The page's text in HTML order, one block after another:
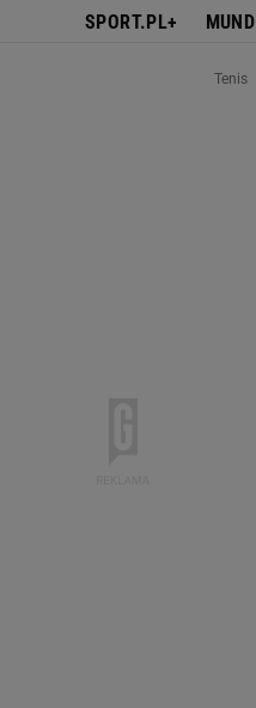
SPORT.PL+
Tenis